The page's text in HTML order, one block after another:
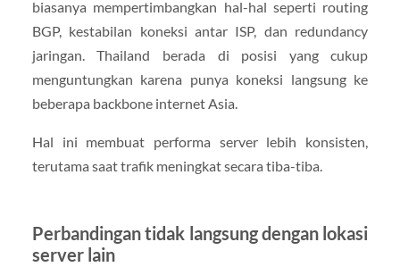
biasanya mempertimbangkan hal-hal seperti routing
BGP, kestabilan koneksi antar ISP, dan redundancy
jaringan. Thailand berada di posisi yang cukup
menguntungkan karena punya koneksi langsung ke
beberapa backbone internet Asia.
Hal ini membuat performa server lebih konsisten,
terutama saat trafik meningkat secara tiba-tiba.
Perbandingan tidak langsung dengan lokasi
server lain